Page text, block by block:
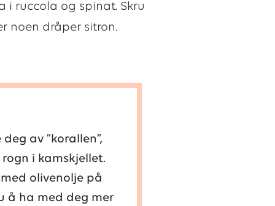
i ruccola og spinat. Skru
noen dråper sitron.
av ”korallen”,
i kamskjellet.
olivenolje på
å ha med deg mer